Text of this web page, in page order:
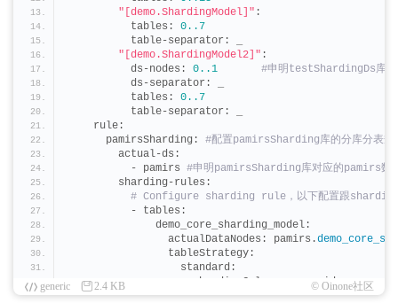
      driverClassName: com.
mysql
      type: com.
alibaba
      url: jdbc:mysql
://127.0.0.1:3306/
      username: root
      password: oinone
      initialSize:
5
      maxActive:
200
      minIdle:
5
      maxWait:
      timeBetweenEvictionRunsMillis:
60000
      testWhileIdle:
      testOnBorrow:
false
      testOnReturn:
false
      poolPreparedStatements:
true
      asyncInit: true
"[demo.ShardingModel]" :
          tables:
0. .7
          table-separator: _
"[demo.ShardingModel2]" :
          ds-nodes:
0. .1
#申明testShardingDs库对
          ds-separator: _
          tables:
0. .7
          table-separator: _
    rule:
      pamirsSharding:
#配置pamirsSharding库的分库分表规
        actual-ds:
          - pamirs
#申明pamirsSharding库对应的pamirs数
        sharding-rules:
# Configure sharding rule，以下配置跟
          - tables:
              demo_core_sharding_model:
                actualDataNodes: pamirs.
                tableStrategy:
                  standard:
                    shardingColumn: user_id
shardingAlgorithmName:
generic 2.4 KB © Oinone社区